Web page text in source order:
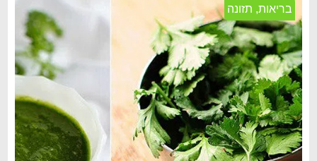
בריאות, תזונה